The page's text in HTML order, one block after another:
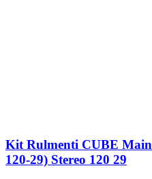
Kit Rulmenti CUBE Main
120-29) Stereo 120 29